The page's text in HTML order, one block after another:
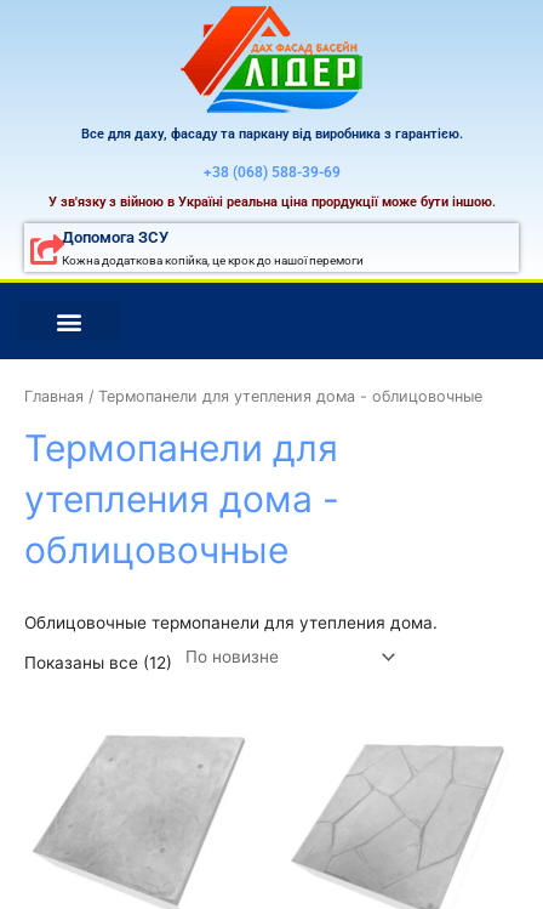
Все для даху, фасаду та паркану від виробника з гарантією.
+38 (068) 588-39-69
У зв'язку з війною в Україні реальна ціна прордукції може бути іншою.
Допомога ЗСУ
Кожна додаткова копійка, це крок до нашої перемоги
Главная / Термопанели для утепления дома - облицовочные
Термопанели для
утепления дома -
облицовочные
Облицовочные термопанели для утепления дома.
Показаны все (12)
Сортировка:
недавние